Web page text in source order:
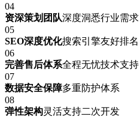
04
资深策划团队深度洞悉行业需求
05
SEO深度优化搜索引擎友好排名
06
完善售后体系全程无忧技术支持
07
数据安全保障多重防护体系
08
弹性架构灵活支持二次开发